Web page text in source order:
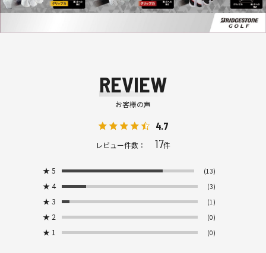
REVIEW
お客様の声
4.7
レビュー件数： 17件
★ 5 (13)
★ 4 (3)
★ 3 (1)
★ 2 (0)
★ 1 (0)